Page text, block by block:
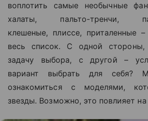
воплотить самые необычные
халаты, пальто-тренчи,
клешеные, плиссе, приталенные
весь список. С одной стороны,
задачу выбора, с другой –
вариант выбрать для себя?
ознакомиться с моделями,
звезды. Возможно, это повлияет